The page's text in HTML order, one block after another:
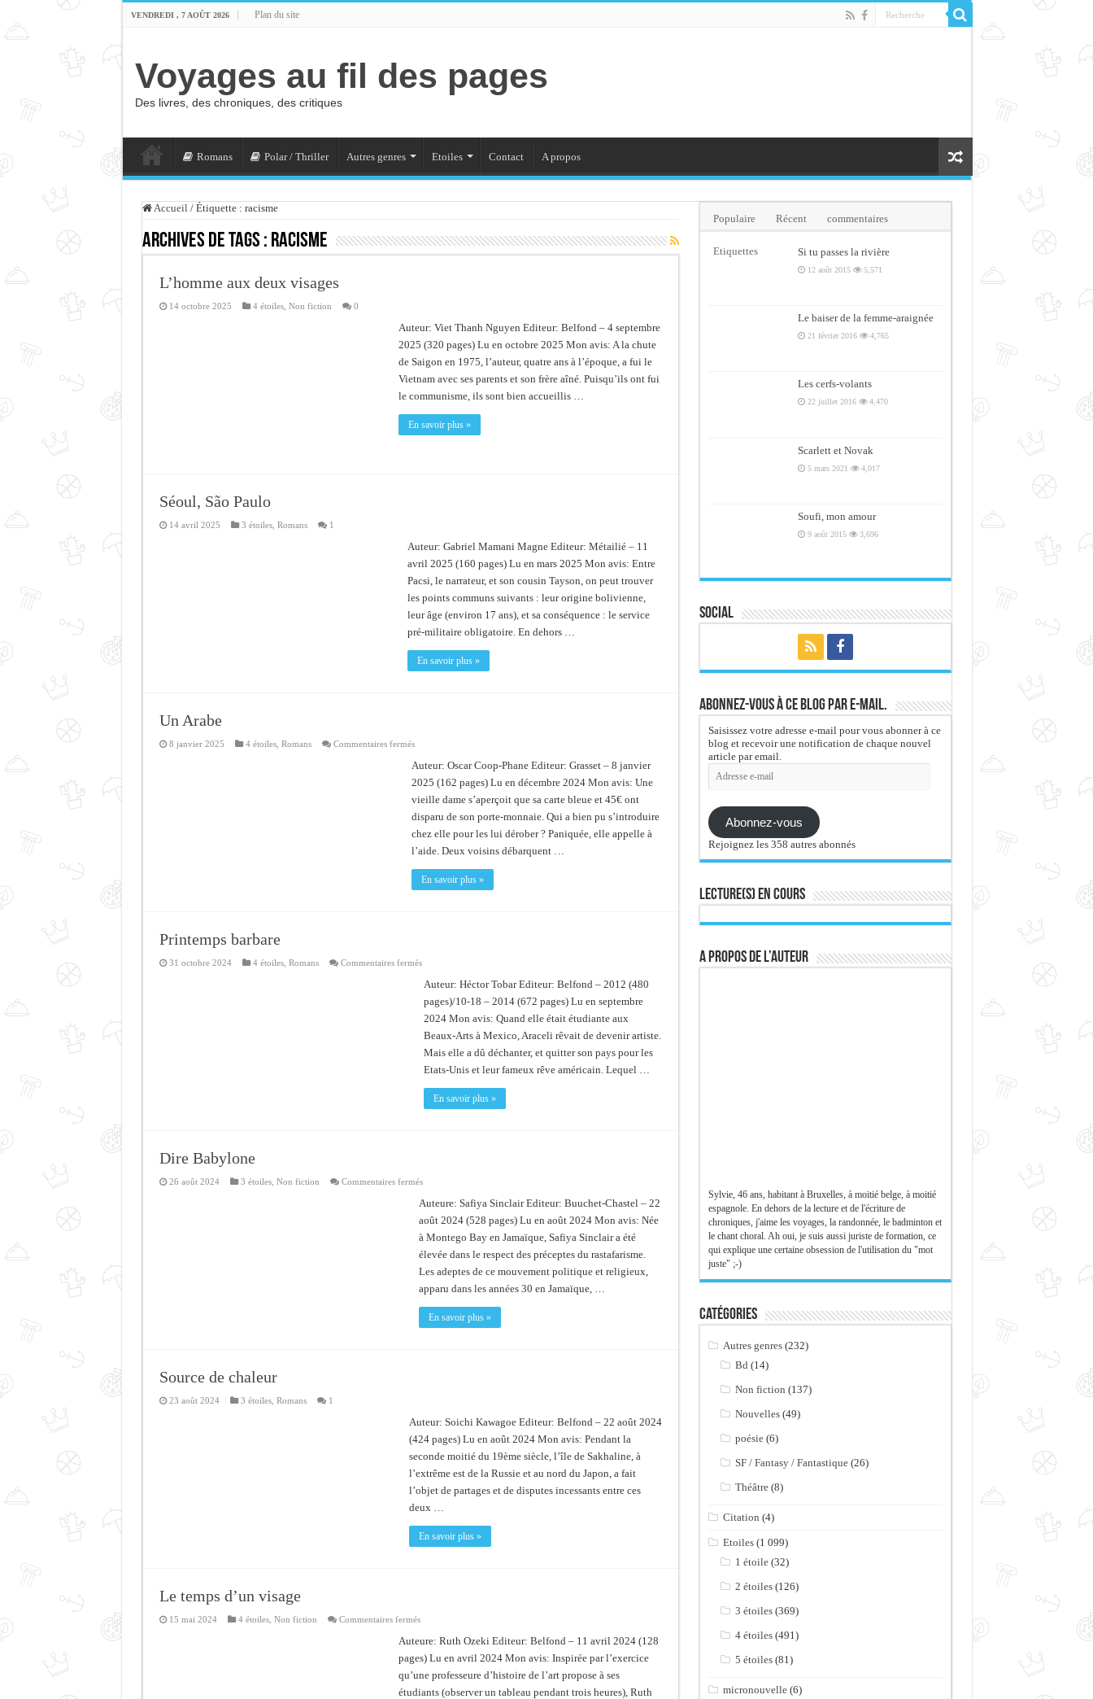
VENDREDI , 7 AOÛT 2026 Plan du site
Voyages au fil des pages
Des livres, des chroniques, des critiques
Romans Polar / Thriller Autres genres Etoiles Contact A propos
Accueil / Étiquette : racisme
Archives de tags : racisme
L’homme aux deux visages
14 octobre 2025 4 étoiles, Non fiction 0
Auteur: Viet Thanh Nguyen Editeur: Belfond – 4 septembre
2025 (320 pages) Lu en octobre 2025 Mon avis: A la chute
de Saigon en 1975, l’auteur, quatre ans à l’époque, a fui le
Vietnam avec ses parents et son frère aîné. Puisqu’ils ont fui
le communisme, ils sont bien accueillis …
En savoir plus »
Séoul, São Paulo
14 avril 2025 3 étoiles, Romans 1
Auteur: Gabriel Mamani Magne Editeur: Métailié – 11
avril 2025 (160 pages) Lu en mars 2025 Mon avis: Entre
Pacsi, le narrateur, et son cousin Tayson, on peut trouver
les points communs suivants : leur origine bolivienne,
leur âge (environ 17 ans), et sa conséquence : le service
pré-militaire obligatoire. En dehors …
En savoir plus »
Un Arabe
8 janvier 2025 4 étoiles, Romans Commentaires ferméssur
Arabe
Auteur: Oscar Coop-Phane Editeur: Grasset – 8 janvier
2025 (162 pages) Lu en décembre 2024 Mon avis: Une
vieille dame s’aperçoit que sa carte bleue et 45€ ont
disparu de son porte-monnaie. Qui a bien pu s’introduire
chez elle pour les lui dérober ? Paniquée, elle appelle à
l’aide. Deux voisins débarquent …
En savoir plus »
Printemps barbare
31 octobre 2024 4 étoiles, Romans Commentaires ferméssur
barbare
Auteur: Héctor Tobar Editeur: Belfond – 2012 (480
pages)/10-18 – 2014 (672 pages) Lu en septembre
2024 Mon avis: Quand elle était étudiante aux
Beaux-Arts à Mexico, Araceli rêvait de devenir artiste.
Mais elle a dû déchanter, et quitter son pays pour les
Etats-Unis et leur fameux rêve américain. Lequel …
En savoir plus »
Dire Babylone
26 août 2024 3 étoiles, Non fiction Commentaires ferméssur
Babylone
Auteure: Safiya Sinclair Editeur: Buuchet-Chastel – 22
août 2024 (528 pages) Lu en août 2024 Mon avis: Née
à Montego Bay en Jamaïque, Safiya Sinclair a été
élevée dans le respect des préceptes du rastafarisme.
Les adeptes de ce mouvement politique et religieux,
apparu dans les années 30 en Jamaïque, …
En savoir plus »
Source de chaleur
23 août 2024 3 étoiles, Romans 1
Auteur: Soichi Kawagoe Editeur: Belfond – 22 août 2024
(424 pages) Lu en août 2024 Mon avis: Pendant la
seconde moitié du 19ème siècle, l’île de Sakhaline, à
l’extrême est de la Russie et au nord du Japon, a fait
l’objet de partages et de disputes incessants entre ces
deux …
En savoir plus »
Le temps d’un visage
15 mai 2024 4 étoiles, Non fiction Commentaires ferméssur
temps
d’un
visage
Auteure: Ruth Ozeki Editeur: Belfond – 11 avril 2024 (128
pages) Lu en avril 2024 Mon avis: Inspirée par l’exercice
qu’une professeure d’histoire de l’art propose à ses
étudiants (observer un tableau pendant trois heures), Ruth
Populaire Récent commentaires
Etiquettes Si tu passes la rivière
12 août 2015 5,571
Le baiser de la femme-araignée
21 février 2016 4,765
Les cerfs-volants
22 juillet 2016 4,470
Scarlett et Novak
5 mars 2021 4,017
Soufi, mon amour
9 août 2015 3,696
Social
Abonnez-vous à ce blog par e-mail.
Saisissez votre adresse e-mail pour vous abonner à ce
blog et recevoir une notification de chaque nouvel
article par email.
Adresse
Abonnez-vous
Rejoignez les 358 autres abonnés
Lecture(s) en cours
A propos de l’auteur
Sylvie, 46 ans, habitant à Bruxelles, à moitié belge, à moitié
espagnole. En dehors de la lecture et de l'écriture de
chroniques, j'aime les voyages, la randonnée, le badminton et
le chant choral. Ah oui, je suis aussi juriste de formation, ce
qui explique une certaine obsession de l'utilisation du "mot
juste" ;-)
Catégories
Autres genres (232)
Bd (14)
Non fiction (137)
Nouvelles (49)
poésie (6)
SF / Fantasy / Fantastique (26)
Théâtre (8)
Citation (4)
Etoiles (1 099)
1 étoile (32)
2 étoiles (126)
3 étoiles (369)
4 étoiles (491)
5 étoiles (81)
micronouvelle (6)